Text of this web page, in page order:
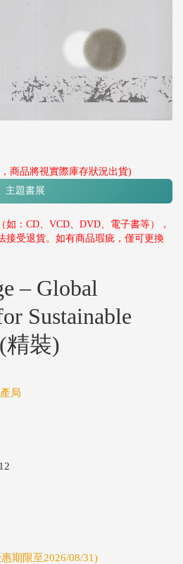
商品將視實際庫存狀況出貨)
主題書展
：CD、VCD、DVD、電子書等），
接受退貨。如有商品瑕疵，僅可更換
– Global
Sustainable
精裝)
局
期限至2026/08/31)